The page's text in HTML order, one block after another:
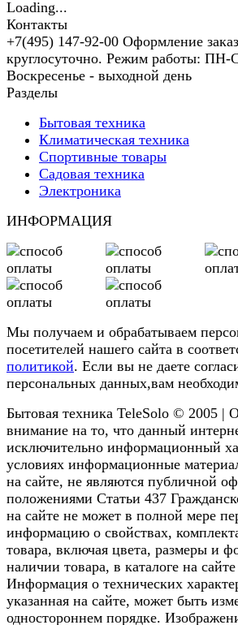
Контакты
+7(495) 147-92-00 Оформление
круглосуточно. Режим работы: ПН-
Воскресенье - выходной день
Разделы
Бытовая техника
Климатическая техника
Спортивные товары
Садовая техника
Электроника
ИНФОРМАЦИЯ
Мы получаем и обрабатываем
посетителей нашего сайта в
политикой. Если вы не даете
персональных данных,вам
Бытовая техника TeleSolo © 2005 |
внимание на то, что данный
исключительно информационный
условиях информационные
на сайте, не являются публичной
положениями Статьи 437
на сайте не может в полной мере
информацию о свойствах,
товара, включая цвета, размеры и
наличии товара, в каталоге на
Информация о технических
указанная на сайте, может быть
одностороннем порядке.